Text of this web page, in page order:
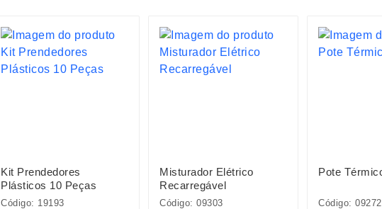
Kit Prendedores
Plásticos 10 Peças
Código: 19193
Misturador Elétrico
Recarregável
Código: 09303
Pote
Código: 09272